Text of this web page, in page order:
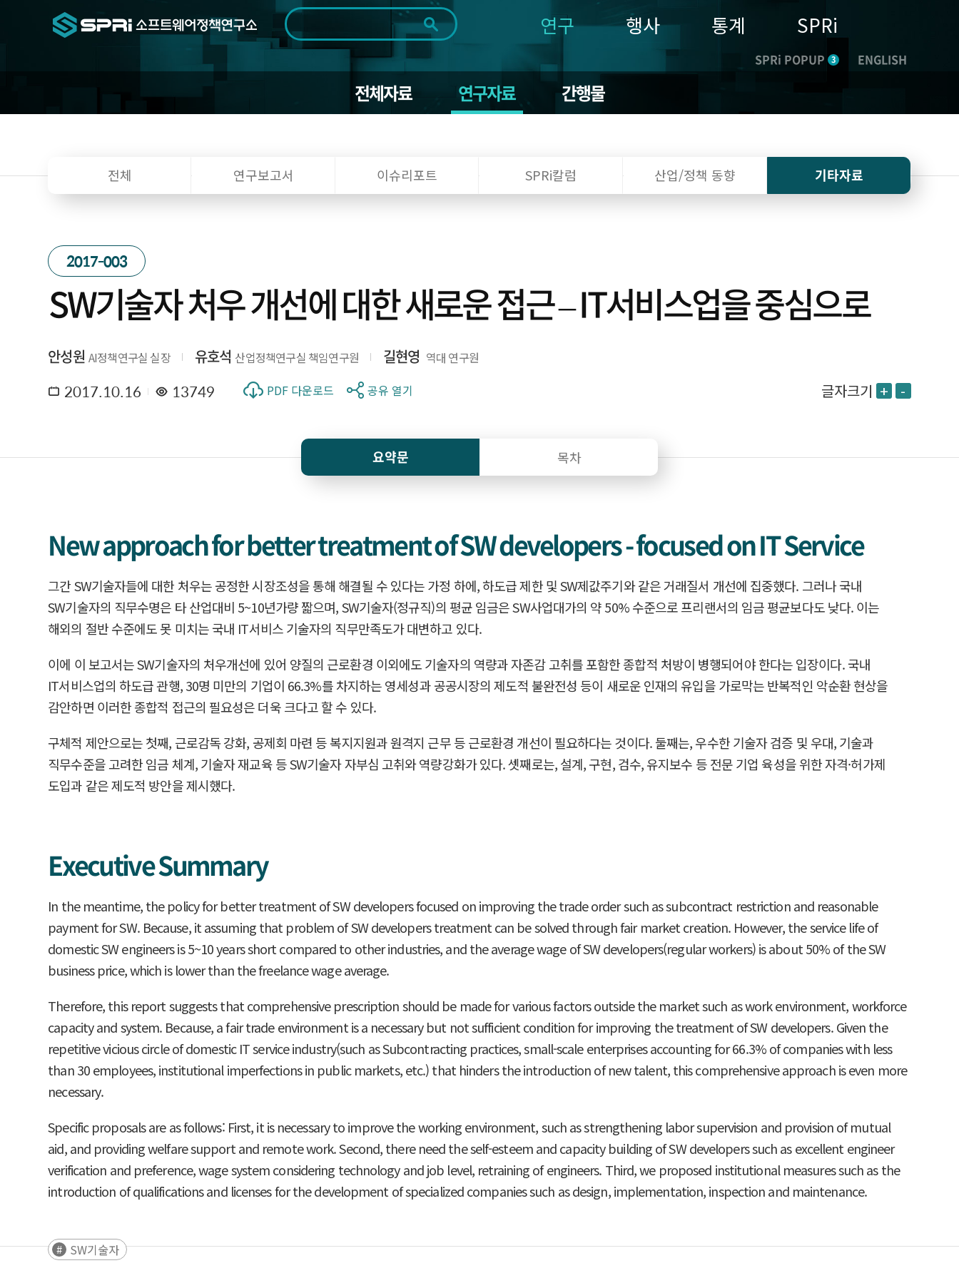
검색범위 전체
기간 전체 1일 1주 1개월 3개월 1년
~
연구 행사 통계 SPRi
SPRi POPUP 3 ENGLISH
전체자료 연구자료 간행물
전체 연구보고서 이슈리포트 SPRi칼럼 산업/정책 동향 기타자료
2017-003
SW기술자 처우 개선에 대한 새로운 접근 – IT서비스업을 중심으로
안성원 AI정책연구실 실장 유호석 산업정책연구실 책임연구원 길현영 역대 연구원
2017.10.16 13749 PDF 다운로드 공유 열기 글자크기 + -
요약문 목차
New approach for better treatment of SW developers - focused on IT Service
그간 SW기술자들에 대한 처우는 공정한 시장조성을 통해 해결될 수 있다는 가정 하에, 하도급 제한 및 SW제값주기와 같은 거래질서 개선에 집중했다. 그러나 국내
SW기술자의 직무수명은 타 산업대비 5~10년가량 짧으며, SW기술자(정규직)의 평균 임금은 SW사업대가의 약 50% 수준으로 프리랜서의 임금 평균보다도 낮다. 이는
해외의 절반 수준에도 못 미치는 국내 IT서비스 기술자의 직무만족도가 대변하고 있다.
이에 이 보고서는 SW기술자의 처우개선에 있어 양질의 근로환경 이외에도 기술자의 역량과 자존감 고취를 포함한 종합적 처방이 병행되어야 한다는 입장이다. 국내
IT서비스업의 하도급 관행, 30명 미만의 기업이 66.3%를 차지하는 영세성과 공공시장의 제도적 불완전성 등이 새로운 인재의 유입을 가로막는 반복적인 악순환 현상을
감안하면 이러한 종합적 접근의 필요성은 더욱 크다고 할 수 있다.
구체적 제안으로는 첫째, 근로감독 강화, 공제회 마련 등 복지지원과 원격지 근무 등 근로환경 개선이 필요하다는 것이다. 둘째는, 우수한 기술자 검증 및 우대, 기술과
직무수준을 고려한 임금 체계, 기술자 재교육 등 SW기술자 자부심 고취와 역량강화가 있다. 셋째로는, 설계, 구현, 검수, 유지보수 등 전문 기업 육성을 위한 자격·허가제
도입과 같은 제도적 방안을 제시했다.
Executive Summary
In the meantime, the policy for better treatment of SW developers focused on improving the trade order such as subcontract restriction and reasonable
payment for SW. Because, it assuming that problem of SW developers treatment can be solved through fair market creation. However, the service life of
domestic SW engineers is 5~10 years short compared to other industries, and the average wage of SW developers(regular workers) is about 50% of the SW
business price, which is lower than the freelance wage average.
Therefore, this report suggests that comprehensive prescription should be made for various factors outside the market such as work environment, workforce
capacity and system. Because, a fair trade environment is a necessary but not sufficient condition for improving the treatment of SW developers. Given the
repetitive vicious circle of domestic IT service industry(such as Subcontracting practices, small-scale enterprises accounting for 66.3% of companies with less
than 30 employees, institutional imperfections in public markets, etc.) that hinders the introduction of new talent, this comprehensive approach is even more
necessary.
Specific proposals are as follows: First, it is necessary to improve the working environment, such as strengthening labor supervision and provision of mutual
aid, and providing welfare support and remote work. Second, there need the self-esteem and capacity building of SW developers such as excellent engineer
verification and preference, wage system considering technology and job level, retraining of engineers. Third, we proposed institutional measures such as the
introduction of qualifications and licenses for the development of specialized companies such as design, implementation, inspection and maintenance.
SW기술자